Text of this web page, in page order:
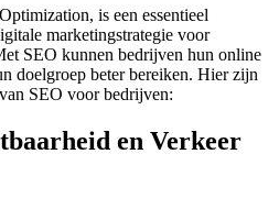
is een essentieel
marketingstrategie voor
SEO kunnen bedrijven hun online
doelgroep beter bereiken. Hier zijn
SEO voor bedrijven:
en Verkeer